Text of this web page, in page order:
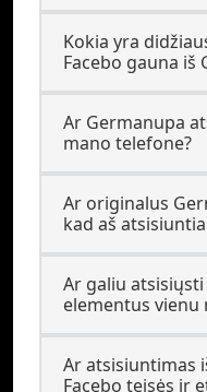
Kokia yra
Facebo gauna iš
Ar Germanupa
mano telefone?
Ar originalus
kad aš
Ar galiu
elementus vienu
Ar atsisiuntimas
Facebo teisės ir